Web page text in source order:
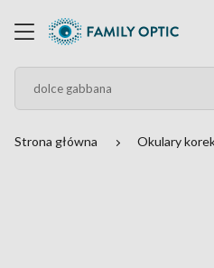
Strona główna Okulary